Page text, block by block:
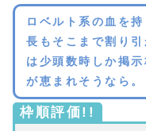
ロベルト系の血を
長もそこまで割り
は少頭数時しか掲
が恵まれそうなら。
枠順評価!!